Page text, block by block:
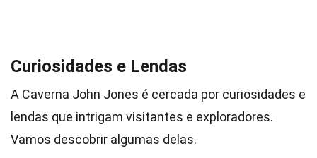
Curiosidades e Lendas
A Caverna John Jones é cercada por curiosidades e
lendas que intrigam visitantes e exploradores.
Vamos descobrir algumas delas.